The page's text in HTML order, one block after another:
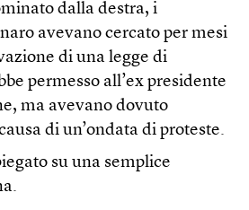
dalla destra, i
avevano cercato per mesi
di una legge di
permesso all’ex presidente
ma avevano dovuto
di un’ondata di proteste.
su una semplice